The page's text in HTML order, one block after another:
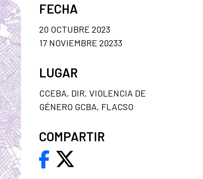
FECHA
20 OCTUBRE 2023
17 NOVIEMBRE 20233
LUGAR
CCEBA, DIR. VIOLENCIA DE
GÉNERO GCBA, FLACSO
COMPARTIR